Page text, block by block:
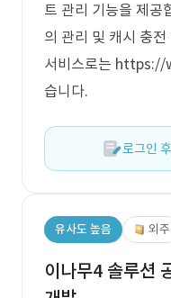
트 관리 기능을 제공
의 관리 및 캐시 충
서비스로는
습니다.
로그인
유사도 높음 외주
이나무4 솔루션